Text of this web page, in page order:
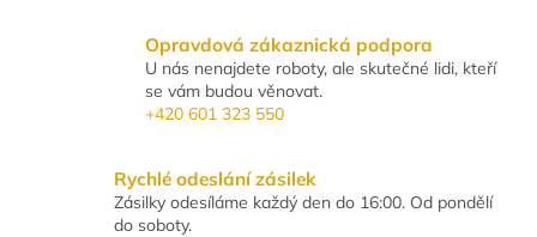
Opravdová zákaznická podpora
U nás nenajdete roboty, ale skutečné lidi, kteří
se vám budou věnovat.
+420 601 323 550
Rychlé odeslání zásilek
Zásilky odesíláme každý den do 16:00. Od pondělí
do soboty.